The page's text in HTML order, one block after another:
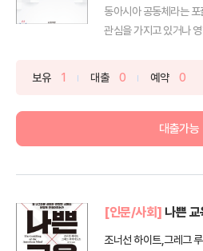
동아시아 공동체라는
관심을 가지고 있거나
보유 1 대출 0 예약 0
대출가능
[인문/사회] 나쁜 교
조너선 하이트,그레그